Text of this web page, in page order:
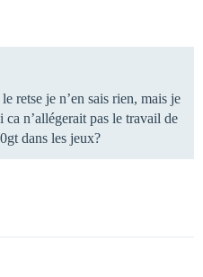
retse je n’en sais rien, mais je
n’allégerait pas le travail de
dans les jeux?